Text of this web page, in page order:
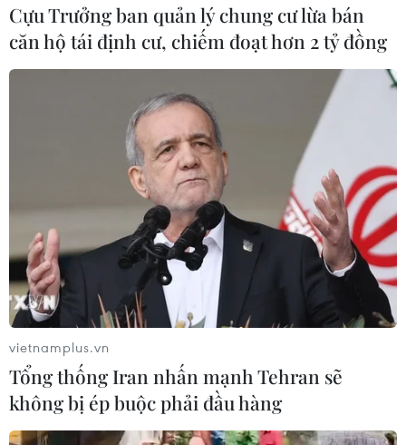
Gian hàng rau củ đã bán sắp hết. (Ảnh: Thanh Tâm/Vietnam+)
Cựu Trưởng ban quản lý chung cư lừa bán
căn hộ tái định cư, chiếm đoạt hơn 2 tỷ đồng
vietnamplus.vn
Tổng thống Iran nhấn mạnh Tehran sẽ
không bị ép buộc phải đầu hàng